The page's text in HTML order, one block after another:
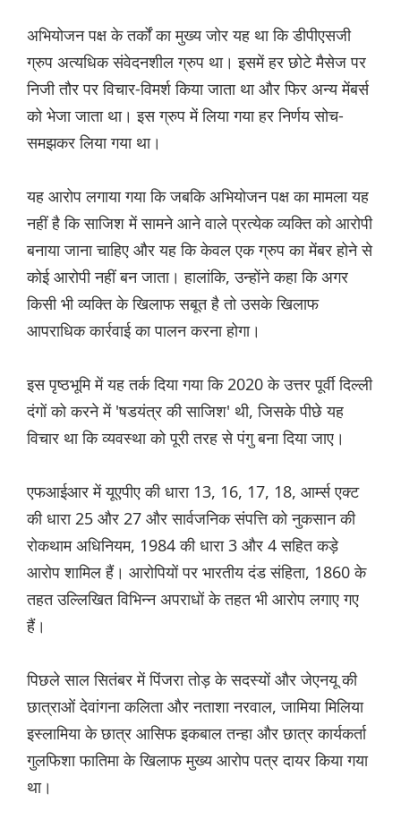
अभियोजन पक्ष के तर्कों का मुख्य जोर यह था कि डीपीएसजी
ग्रुप अत्यधिक संवेदनशील ग्रुप था। इसमें हर छोटे मैसेज पर
निजी तौर पर विचार-विमर्श किया जाता था और फिर अन्य मेंबर्स
को भेजा जाता था। इस ग्रुप में लिया गया हर निर्णय सोच-
समझकर लिया गया था।
यह आरोप लगाया गया कि जबकि अभियोजन पक्ष का मामला यह
नहीं है कि साजिश में सामने आने वाले प्रत्येक व्यक्ति को आरोपी
बनाया जाना चाहिए और यह कि केवल एक ग्रुप का मेंबर होने से
कोई आरोपी नहीं बन जाता। हालांकि, उन्होंने कहा कि अगर
किसी भी व्यक्ति के खिलाफ सबूत है तो उसके खिलाफ
आपराधिक कार्रवाई का पालन करना होगा।
इस पृष्ठभूमि में यह तर्क दिया गया कि 2020 के उत्तर पूर्वी दिल्ली
दंगों को करने में 'षडयंत्र की साजिश' थी, जिसके पीछे यह
विचार था कि व्यवस्था को पूरी तरह से पंगु बना दिया जाए।
एफआईआर में यूएपीए की धारा 13, 16, 17, 18, आर्म्स एक्ट
की धारा 25 और 27 और सार्वजनिक संपत्ति को नुकसान की
रोकथाम अधिनियम, 1984 की धारा 3 और 4 सहित कड़े
आरोप शामिल हैं। आरोपियों पर भारतीय दंड संहिता, 1860 के
तहत उल्लिखित विभिन्न अपराधों के तहत भी आरोप लगाए गए
हैं।
पिछले साल सितंबर में पिंजरा तोड़ के सदस्यों और जेएनयू की
छात्राओं देवांगना कलिता और नताशा नरवाल, जामिया मिलिया
इस्लामिया के छात्र आसिफ इकबाल तन्हा और छात्र कार्यकर्ता
गुलफिशा फातिमा के खिलाफ मुख्य आरोप पत्र दायर किया गया
था।